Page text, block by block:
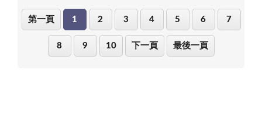
第一頁 1 2 3 4 5 6 7
8 9 10 下一頁 最後一頁